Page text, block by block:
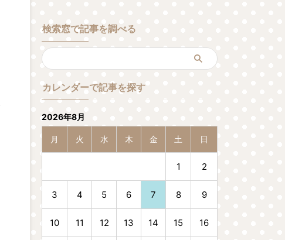
検索窓で記事を調べる
カレンダーで記事を探す
2026年8月
月 火 水 木 金 土 日
1 2
3 4 5 6 7 8 9
10 11 12 13 14 15 16